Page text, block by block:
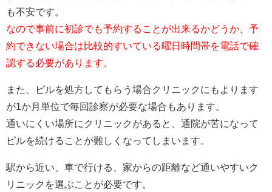
も不安です。
なので事前に初診でも予約することが出来るかどうか、予
約できない場合は比較的すいている曜日時間帯を電話で確
認する必要があります。
また、ピルを処方してもらう場合クリニックにもよります
が1か月単位で毎回診察が必要な場合もあります。
通いにくい場所にクリニックがあると、通院が苦になって
ピルを続けることが難しくなってしまいます。
駅から近い、車で行ける、家からの距離など通いやすいク
リニックを選ぶことが必要です。